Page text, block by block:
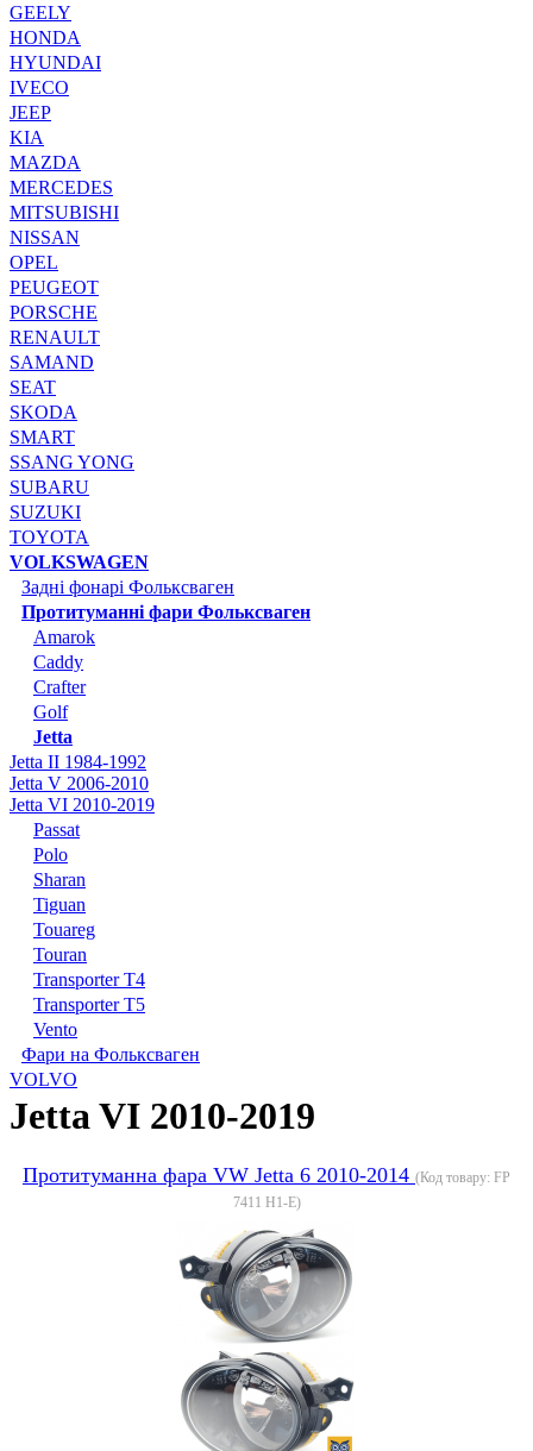
GEELY
HONDA
HYUNDAI
IVECO
JEEP
KIA
MAZDA
MERCEDES
MITSUBISHI
NISSAN
OPEL
PEUGEOT
PORSCHE
RENAULT
SAMAND
SEAT
SKODA
SMART
SSANG YONG
SUBARU
SUZUKI
TOYOTA
VOLKSWAGEN
Задні фонарі Фольксваген
Протитуманні фари Фольксваген
Amarok
Caddy
Crafter
Golf
Jetta
Jetta II 1984-1992
Jetta V 2006-2010
Jetta VI 2010-2019
Passat
Polo
Sharan
Tiguan
Touareg
Touran
Transporter T4
Transporter T5
Vento
Фари на Фольксваген
VOLVO
Jetta VI 2010-2019
Протитуманна фара VW Jetta 6 2010-2014 (Код товару: FP
7411 H1-E)